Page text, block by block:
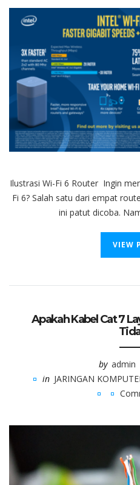
Ilustrasi Wi-Fi 6 Router Ingin
Fi 6? Salah satu dari empat
ini patut dicoba.
VIEW
Apakah Kabel Cat 7
by admin
in JARINGAN